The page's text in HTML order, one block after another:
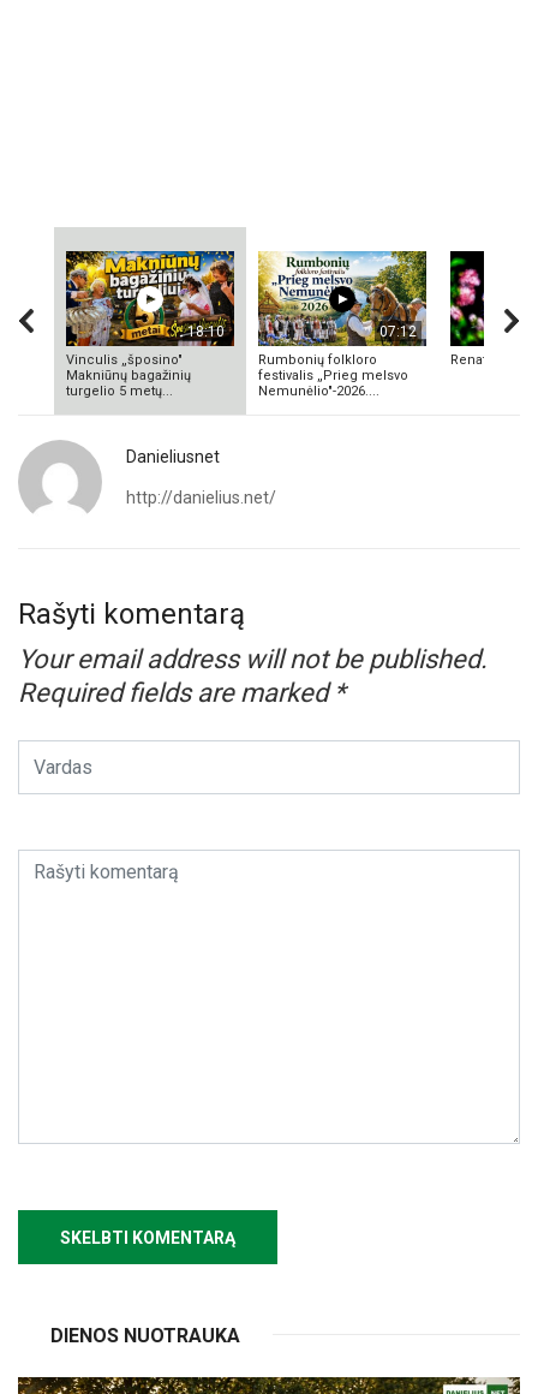
18:10
Vinculis „šposino"
Makniūnų bagažinių
turgelio 5 metų...
07:12
Rumbonių folkloro
festivalis „Prieg melsvo
Nemunėlio"-2026....
Renata
Danieliusnet
http://danielius.net/
Rašyti komentarą
Your email address will not be published.
Required fields are marked *
DIENOS NUOTRAUKA